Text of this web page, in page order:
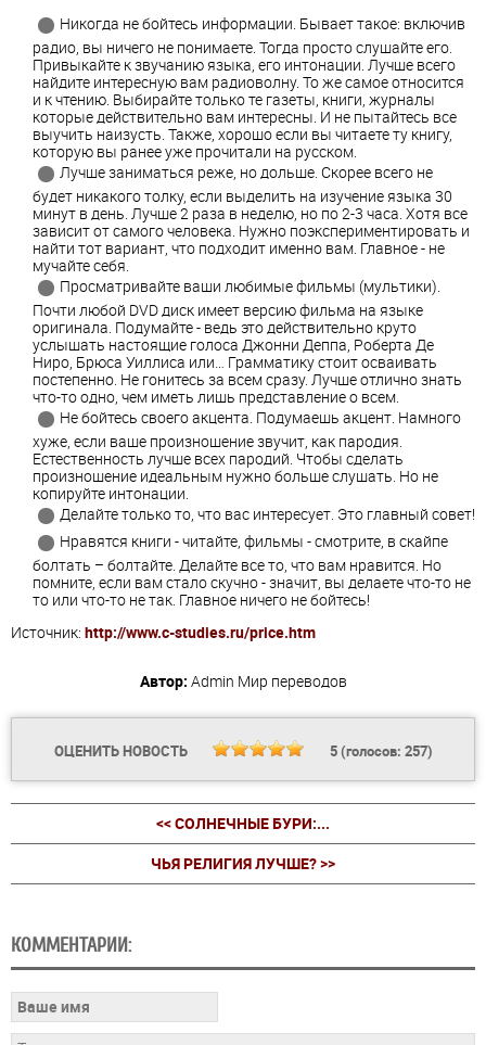
Никогда не бойтесь информации. Бывает такое: включив
радио, вы ничего не понимаете. Тогда просто слушайте его.
Привыкайте к звучанию языка, его интонации. Лучше всего
найдите интересную вам радиоволну. То же самое относится
и к чтению. Выбирайте только те газеты, книги, журналы
которые действительно вам интересны. И не пытайтесь все
выучить наизусть. Также, хорошо если вы читаете ту книгу,
которую вы ранее уже прочитали на русском.
Лучше заниматься реже, но дольше. Скорее всего не
будет никакого толку, если выделить на изучение языка 30
минут в день. Лучше 2 раза в неделю, но по 2-3 часа. Хотя все
зависит от самого человека. Нужно поэкспериментировать и
найти тот вариант, что подходит именно вам. Главное - не
мучайте себя.
Просматривайте ваши любимые фильмы (мультики).
Почти любой DVD диск имеет версию фильма на языке
оригинала. Подумайте - ведь это действительно круто
услышать настоящие голоса Джонни Деппа, Роберта Де
Ниро, Брюса Уиллиса или… Грамматику стоит осваивать
постепенно. Не гонитесь за всем сразу. Лучше отлично знать
что-то одно, чем иметь лишь представление о всем.
Не бойтесь своего акцента. Подумаешь акцент. Намного
хуже, если ваше произношение звучит, как пародия.
Естественность лучше всех пародий. Чтобы сделать
произношение идеальным нужно больше слушать. Но не
копируйте интонации.
Делайте только то, что вас интересует. Это главный совет!
Нравятся книги - читайте, фильмы - смотрите, в скайпе
болтать – болтайте. Делайте все то, что вам нравится. Но
помните, если вам стало скучно - значит, вы делаете что-то не
то или что-то не так. Главное ничего не бойтесь!
Источник: http://www.c-studies.ru/price.htm
Автор: Admin Мир переводов
ОЦЕНИТЬ НОВОСТЬ 5(голосов: 257)
<< СОЛНЕЧНЫЕ БУРИ:...
ЧЬЯ РЕЛИГИЯ ЛУЧШЕ? >>
КОММЕНТАРИИ: